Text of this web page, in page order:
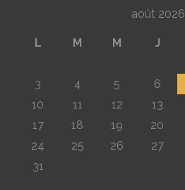
août 2026
L M M J
3
4 5 6
10
11 12 13
17
18 19 20
24
25 26 27
31